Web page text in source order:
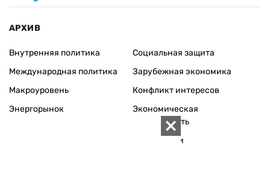
АРХИВ
Внутренняя политика
Международная политика
Макроуровень
Энергорынок
Социальная защита
Зарубежная экономика
Конфликт интересов
Экономическая
безопасность
Персоналии